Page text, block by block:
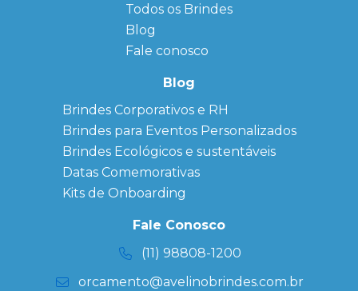
Sitemap
Todos os Brindes
Personalizado
personalizados
Brindes
Corporativos
Copos Térmicos
Personalizados
Datas Especiais
Ecobag
Personalizada
Kits
Blog
Fale conosco
Blog
Brindes Corporativos e RH
Brindes para Eventos Personalizados
Brindes Ecológicos e sustentáveis
Datas Comemorativas
Kits de Onboarding
Fale Conosco
(11) 98808-1200
orcamento@avelinobrindes.com.br